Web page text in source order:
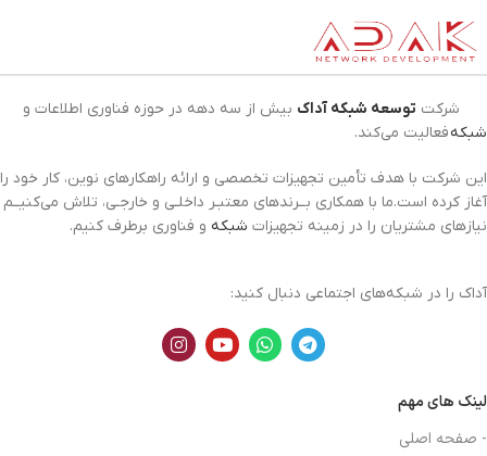
شرکت توسعه شبکه آداک بیش از سه دهه در حوزه فناوری اطلاعات و
شبکهفعالیت می‌کند.
این شرکت با هدف تأمین تجهیزات تخصصی و ارائه راهکارهای نوین، کار خود را
آغاز کرده است.ما با همکاری بــرندهای معتبـر داخلـی و خارجـی، تلاش می‌کنیــم
نیازهای مشتریان را در زمینه تجهیزات شبکه و فناوری برطرف کنیم.
آداک را در شبکه‌های اجتماعی دنبال کنید:
لینک های مهم
- صفحه اصلی